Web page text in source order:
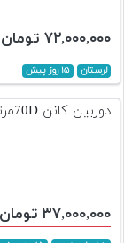
۷۲,۰۰۰,۰۰۰ تومان
لرستان ۱۵ روز پیش
دوربین کانن 70Dمرتب وسالم
۳۷,۰۰۰,۰۰۰ تومان